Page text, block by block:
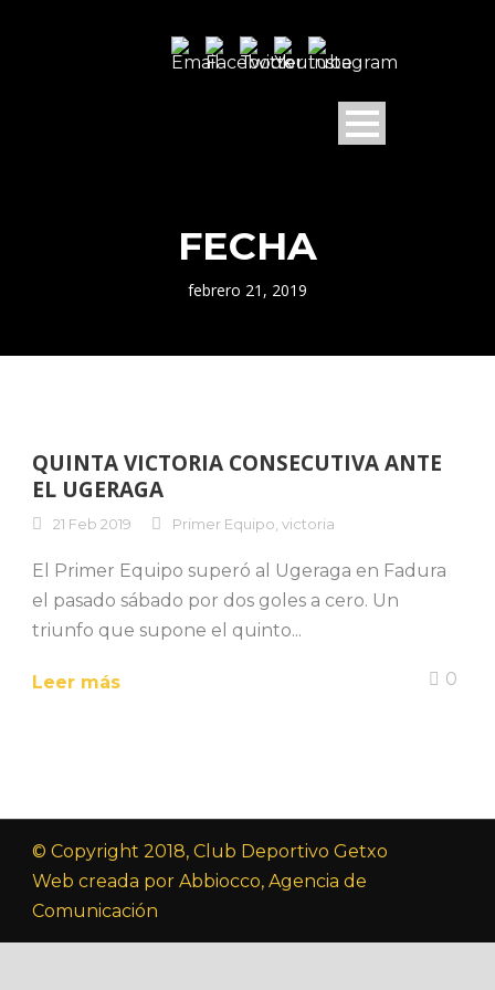
FECHA
febrero 21, 2019
QUINTA VICTORIA CONSECUTIVA ANTE
EL UGERAGA
21 Feb 2019 Primer Equipo victoria
El Primer Equipo superó al Ugeraga en Fadura
el pasado sábado por dos goles a cero. Un
triunfo que supone el quinto...
Leer más 0
© Copyright 2018, Club Deportivo Getxo
Web creada por Abbiocco, Agencia de
Comunicación